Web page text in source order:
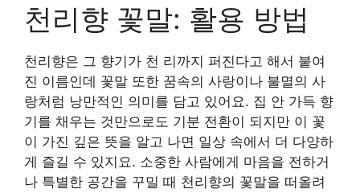
천리향 꽃말: 활용 방법
천리향은 그 향기가 천 리까지 퍼진다고 해서 붙여
진 이름인데 꽃말 또한 꿈속의 사랑이나 불멸의 사
랑처럼 낭만적인 의미를 담고 있어요. 집 안 가득 향
기를 채우는 것만으로도 기분 전환이 되지만 이 꽃
이 가진 깊은 뜻을 알고 나면 일상 속에서 더 다양하
게 즐길 수 있지요. 소중한 사람에게 마음을 전하거
나 특별한 공간을 꾸밀 때 천리향의 꽃말을 떠올려